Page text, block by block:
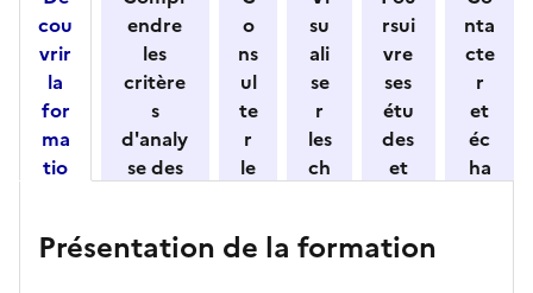
cou
vrir
la
for
ma
tio
ses
endre
les
critère
s
d'analy
se des
par
o
ns
ul
te
r
le
o
su
ali
se
r
les
ch
s
rsui
vre
ses
étu
des
et
re
nta
cte
r
et
éc
ha
Présentation de la formation